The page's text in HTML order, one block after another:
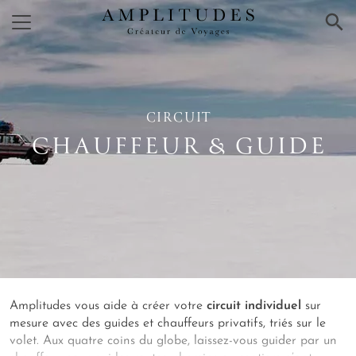
×
CIRCUIT
CHAUFFEUR & GUIDE
Amplitudes vous aide à créer votre circuit individuel
sur
mesure avec des guides et chauffeurs privatifs, triés sur le
volet. Aux quatre coins du globe, laissez-vous guider par un